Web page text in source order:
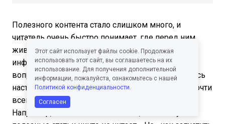
Полезного контента стало слишком много, и
читатель очень быстро понимает, где перед ним
живой опыт, а где просто аккуратно собранная
информация. Исходя из этого я бы начинала не с
вопроса «о чем написать?», а с вопроса: «где здесь
настоящая боль или конфликт?» Хорошая тема почти
всегда держится на каком-то напряжении.
Например, не «как писать статьи», а «почему
Этот сайт использует файлы cookie. Продолжая
использовать этот сайт, вы соглашаетесь на их
использование. Для получения дополнительной
информации, пожалуйста, ознакомьтесь с нашей
Политикой конфиденциальности.
Согласен